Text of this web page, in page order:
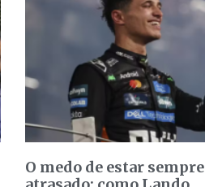
O medo de estar sempre